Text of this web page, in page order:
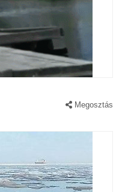
Megosztás